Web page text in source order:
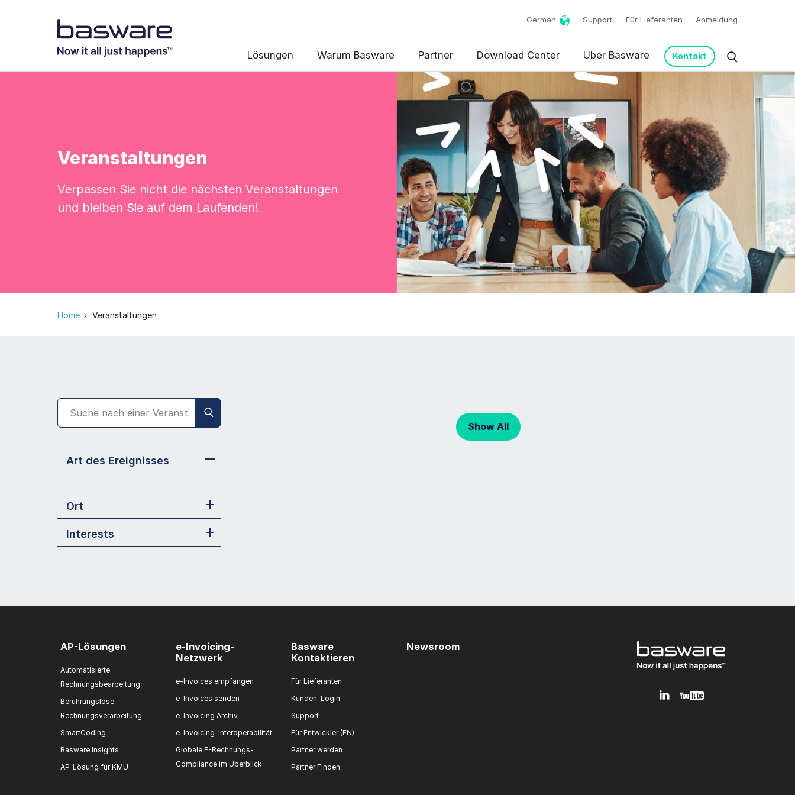
German Support Für Lieferanten Anmeldung
Lösungen Warum Basware Partner Download Center Über Basware Kontakt
Veranstaltungen
Verpassen Sie nicht die nächsten Veranstaltungen
und bleiben Sie auf dem Laufenden!
Home Veranstaltungen
Art des Ereignisses
Ort
Interests
Show All
AP-Lösungen
Automatisierte
Rechnungsbearbeitung
Berührungslose
Rechnungsverarbeitung
SmartCoding
Basware Insights
AP-Lösung für KMU
e-Invoicing-
Netzwerk
e-Invoices empfangen
e-Invoices senden
e-Invoicing Archiv
e-Invoicing-Interoperabilität
Globale E-Rechnungs-
Compliance im Überblick
Basware
Kontaktieren
Für Lieferanten
Kunden-Login
Support
Für Entwickler (EN)
Partner werden
Partner Finden
Newsroom